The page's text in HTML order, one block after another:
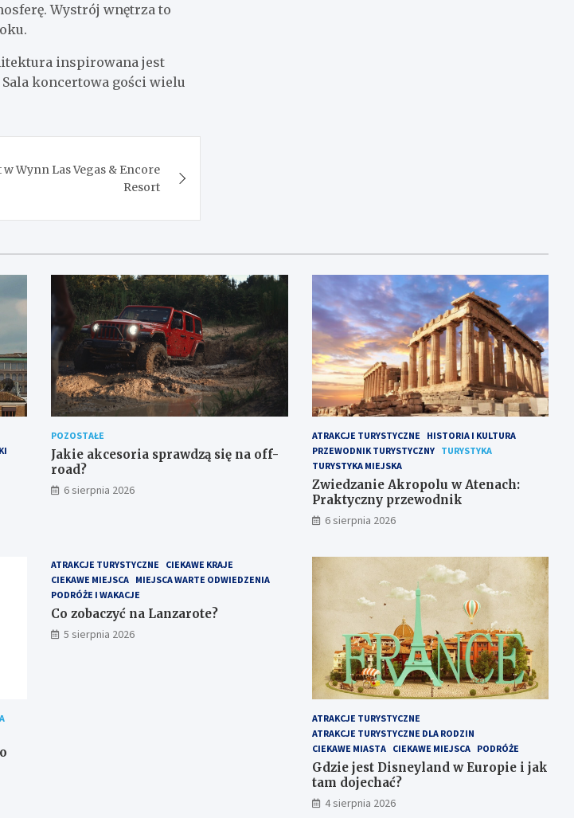
Wystrój wnętrza to
inspirowana jest
koncertowa gości wielu
Wynn Las Vegas & Encore
Resort
POZOSTAŁE
Jakie akcesoria sprawdzą się na off-
road?
6 sierpnia 2026
ATRAKCJE TURYSTYCZNE
HISTORIA I KULTURA
PRZEWODNIK TURYSTYCZNY
TURYSTYKA
TURYSTYKA MIEJSKA
Zwiedzanie Akropolu w Atenach:
Praktyczny przewodnik
6 sierpnia 2026
ATRAKCJE TURYSTYCZNE
CIEKAWE KRAJE
CIEKAWE MIEJSCA MIEJSCA WARTE ODWIEDZENIA
PODRÓŻE I WAKACJE
Co zobaczyć na Lanzarote?
5 sierpnia 2026
ATRAKCJE TURYSTYCZNE
ATRAKCJE TURYSTYCZNE DLA RODZIN
CIEKAWE MIASTA
CIEKAWE MIEJSCA PODRÓŻE
Gdzie jest Disneyland w Europie i jak
tam dojechać?
4 sierpnia 2026